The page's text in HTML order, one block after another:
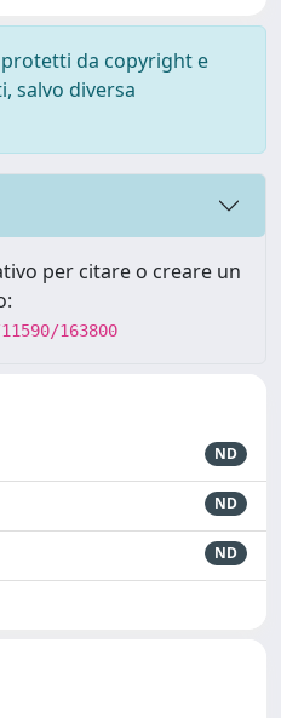
da copyright e
salvo diversa
per citare o creare un
163800
ND
ND
ND